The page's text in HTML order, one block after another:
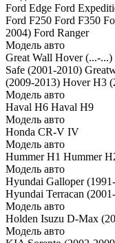
Ford Edge Ford
Ford F250 Ford F350
2004) Ford Ranger
Модель авто
Great Wall Hover (...-...)
Safe (2001-2010)
(2009-2013) Hover H3
Модель авто
Haval H6 Haval H9
Модель авто
Honda CR-V IV
Модель авто
Hummer H1 Hummer
Модель авто
Hyundai Galloper
Hyundai Terracan
Модель авто
Holden Isuzu D-Max
Модель авто